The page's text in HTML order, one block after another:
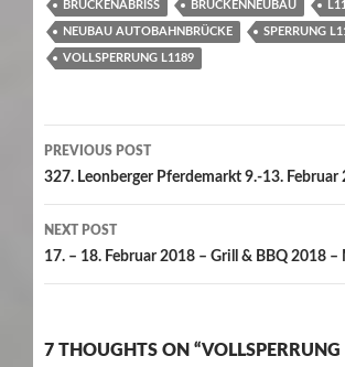
BRÜCKENABRISS BRÜCKENNEUBAU
NEUBAU AUTOBAHNBRÜCKE SPERRUNG
VOLLSPERRUNG L1189
Post
navigation
PREVIOUS POST
327. Leonberger Pferdemarkt 9.-13. Februar
NEXT POST
17. – 18. Februar 2018 – Grill & BBQ 2018 –
7 THOUGHTS ON “VOLLSPERRUNG